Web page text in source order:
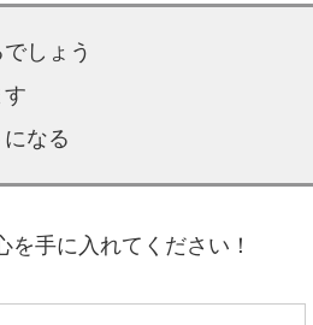
しょう
なる
手に入れてください！